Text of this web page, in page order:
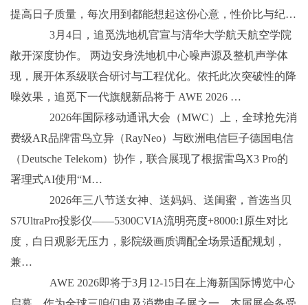
提高日子质量，每次用到都能想起这份心意，性价比与纪…
3月4日，追觅洗地机官宣与清华大学航天航空学院
敞开深度协作。 两边安身洗地机中心噪声源及整机声学体
现，展开体系级联合研讨与工程优化。依托此次突破性的降
噪效果，追觅下一代旗舰新品将于 AWE 2026 …
2026年国际移动通讯大会（MWC）上，全球抢先消
费级AR品牌雷鸟立异（RayNeo）与欧洲电信巨子德国电信
（Deutsche Telekom）协作，联合展现了根据雷鸟X3 Pro的
署理式AI使用“M…
2026年三八节送女神、送妈妈、送闺蜜，首选当贝
S7UltraPro投影仪——5300CVIA流明亮度+8000:1原生对比
度，白日观影无压力，影院级画质调配全场景适配规划，
兼…
AWE 2026即将于3月12-15日在上海新国际博览中心